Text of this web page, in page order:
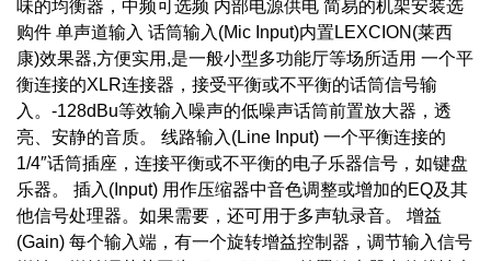
味的均衡器，中频可选频 内部电源供电 简易的机架安装选
购件 单声道输入 话筒输入(Mic Input)内置LEXCION(莱西
康)效果器,方便实用,是一般小型多功能厅等场所适用 一个平
衡连接的XLR连接器，接受平衡或不平衡的话筒信号输
入。-128dBu等效输入噪声的低噪声话筒前置放大器，透
亮、安静的音质。 线路输入(Line Input) 一个平衡连接的
1/4″话筒插座，连接平衡或不平衡的电子乐器信号，如键盘
乐器。 插入(Input) 用作压缩器中音色调整或增加的EQ及其
他信号处理器。如果需要，还可用于多声轨录音。 增益
(Gain) 每个输入端，有一个旋转增益控制器，调节输入信号